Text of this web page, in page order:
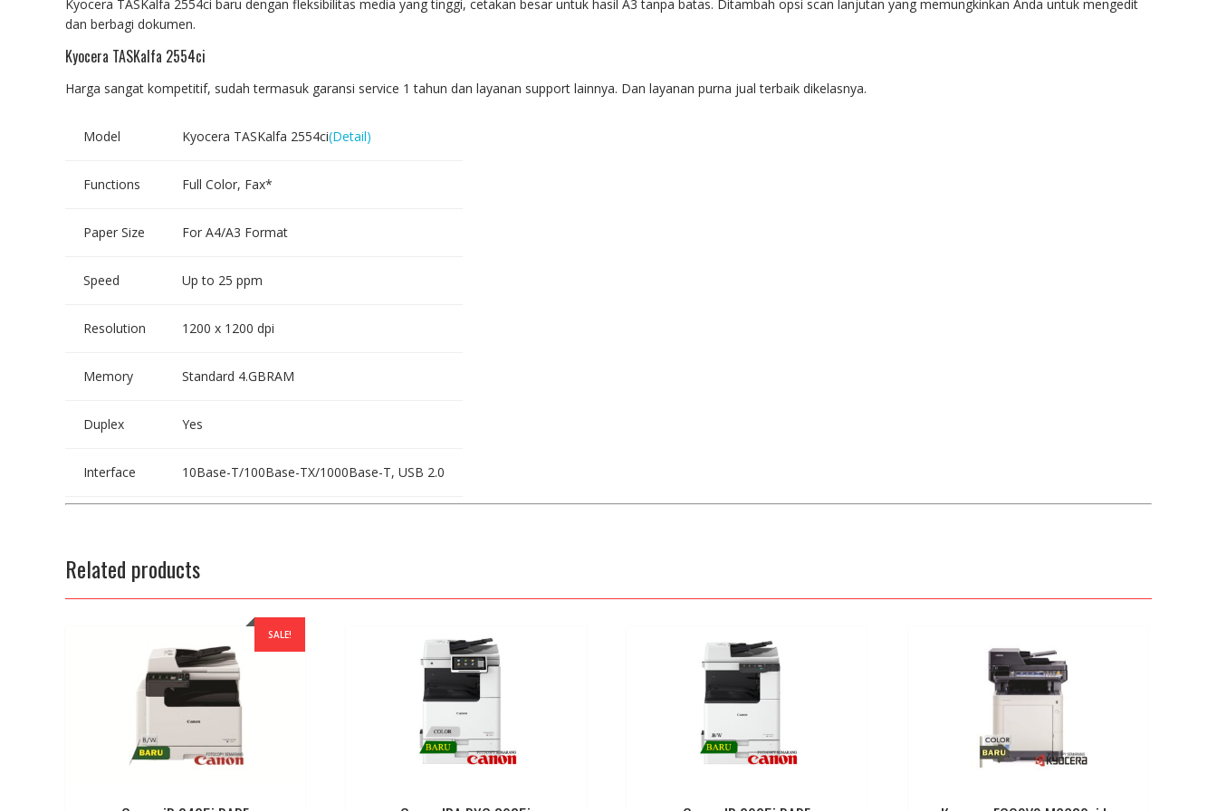
Kyocera TASKalfa 2554ci baru dengan fleksibilitas media yang tinggi, cetakan besar untuk hasil A3 tanpa batas. Ditambah opsi scan lanjutan yang memungkinkan Anda untuk mengedit
dan berbagi dokumen.
Kyocera TASKalfa 2554ci
Harga sangat kompetitif, sudah termasuk garansi service 1 tahun dan layanan support lainnya. Dan layanan purna jual terbaik dikelasnya.
Model Kyocera TASKalfa 2554ci(Detail)
Functions Full Color, Fax*
Paper Size For A4/A3 Format
Speed Up to 25 ppm
Resolution 1200 x 1200 dpi
Memory Standard 4.GBRAM
Duplex Yes
Interface 10Base-T/100Base-TX/1000Base-T, USB 2.0
Related products
SALE!